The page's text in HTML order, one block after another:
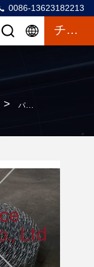
0086-13623182213
チャット
> パイプラインの重量のコーティングのためのコンクリート ロック パイプネット溶接メッシュ